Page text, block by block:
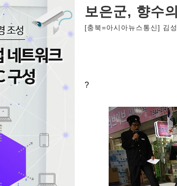
보은군, 향수
[충북=아시아뉴스통신] 김
?